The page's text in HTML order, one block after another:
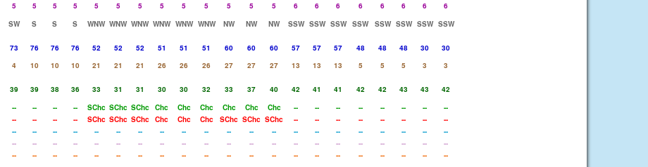
5 5 5 5 5 5 5 5 5 5 5 5 5 6 6 6 6 6 6 6
6
SW S S S WNW WNW WNW WNW WNW WNW NW NW NW SSW SSW SSW SSW SSW SSW SSW SSW
73 76 76 76 52 52 52 51 51 51 60 60 60 57 57 57 48 48 48 30
30
4 10 10 10 21 21 21 26 26 26 27 27 27 13 13 13 5 5 5 3
3
39 39 38 36 33 31 31 30 30 32 33 37 40 42 41 41 42 42 43 43
42
-- -- -- -- SChc SChc SChc Chc Chc Chc Chc Chc Chc -- -- -- -- -- -- --
--
-- -- -- -- SChc SChc SChc Chc Chc Chc SChc SChc SChc -- -- -- -- -- -- --
--
-- -- -- -- -- -- -- -- -- -- -- -- -- -- -- -- -- -- -- --
--
-- -- -- -- -- -- -- -- -- -- -- -- -- -- -- -- -- -- -- --
--
-- -- -- -- -- -- -- -- -- -- -- -- -- -- -- -- -- -- -- -- --